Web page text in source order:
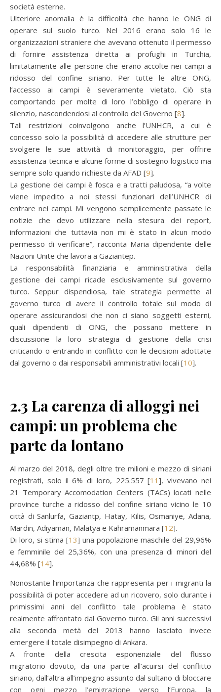
società esterne.
Ulteriore anomalia è la difficoltà che hanno le ONG di
operare sul suolo turco. Nel 2016 erano solo 16 le
organizzazioni straniere che avevano ottenuto il permesso
di fornire assistenza diretta ai profughi in Turchia,
limitatamente alle persone che erano accolte nei campi a
ridosso del confine siriano. Per tutte le altre ONG,
l’accesso ai campi è severamente vietato. Ciò sta
comportando per molte di loro l’obbligo di operare in
silenzio, nascondendosi al controllo del Governo [8].
Tali restrizioni coinvolgono anche l’UNHCR, a cui è
concesso solo la possibilità di accedere alle strutture per
svolgere le sue attività di monitoraggio, per offrire
assistenza tecnica e alcune forme di sostegno logistico ma
sempre solo quando richieste da AFAD [9].
La gestione dei campi è fosca e a tratti paludosa, “a volte
viene impedito a noi stessi funzionari dell’UNHCR di
entrare nei campi. Mi vengono semplicemente passate le
notizie che devo utilizzare nella stesura dei report,
informazioni che tuttavia non mi è stato in alcun modo
permesso di verificare”, racconta Maria dipendente delle
Nazioni Unite che lavora a Gaziantep.
La responsabilità finanziaria e amministrativa della
gestione dei campi ricade esclusivamente sul governo
turco. Seppur dispendiosa, tale strategia permette al
governo turco di avere il controllo totale sul modo di
operare assicurandosi che non ci siano soggetti esterni,
quali dipendenti di ONG, che possano mettere in
discussione la loro strategia di gestione della crisi
criticando o entrando in conflitto con le decisioni adottate
dal governo o dai responsabili amministrativi locali [10].
2.3 La carenza di alloggi nei
campi: un problema che
parte da lontano
Al marzo del 2018, degli oltre tre milioni e mezzo di siriani
registrati, solo il 6% di loro, 225.557 [11], vivevano nei
21 Temporary Accomodation Centers (TACs) locati nelle
province turche a ridosso del confine siriano vicino le 10
città di Sanlurfa, Gaziantp, Hatay, Kilis, Osmaniye, Adana,
Mardin, Adiyaman, Malatya e Kahramanmara [12].
Di loro, si stima [13] una popolazione maschile del 29,96%
e femminile del 25,36%, con una presenza di minori del
44,68% [14].
Nonostante l’importanza che rappresenta per i migranti la
possibilità di poter accedere ad un ricovero, solo durante i
primissimi anni del conflitto tale problema è stato
realmente affrontato dal Governo turco. Gli anni successivi
alla seconda metà del 2013 hanno lasciato invece
emergere il totale disimpegno di Ankara.
A fronte della crescita esponenziale del flusso
migratorio dovuto, da una parte all’acuirsi del conflitto
siriano, dall’altra all’impegno assunto dal sultano di bloccare
con ogni mezzo l’emigrazione verso l’Europa, la